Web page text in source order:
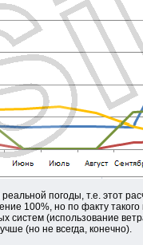
погоды, т.е. этот
100%, но по факту
(использование
(но не всегда, конечно).